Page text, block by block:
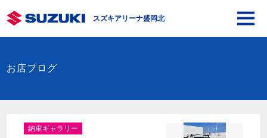
スズキアリーナ盛岡北
お店ブログ
納車ギャラリー